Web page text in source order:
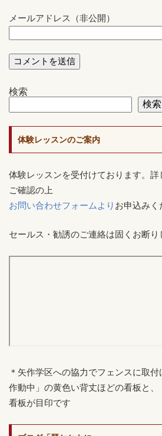
メールアドレス（非公開）
検索
検索
体験レッスンのご案内
体験レッスンを受付けております。
ご確認の上
お問い合わせフォームより お申込みく
セールス・勧誘のご連絡は固くお断り
＊矢作学区への協力でフェンスに取
作動中」の黄色い背丈ほどの看板と
看板が目印です